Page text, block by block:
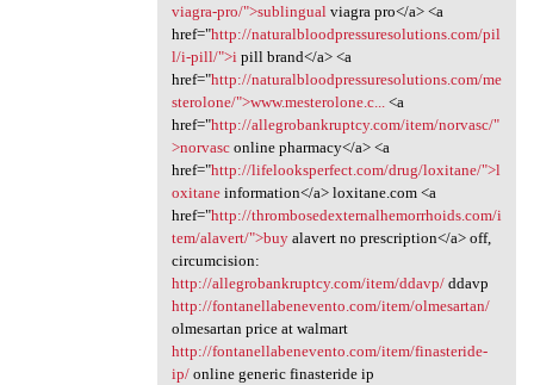
viagra-pro/">sublingual viagra pro</a> <a
href="http://naturalbloodpressuresolutions.com/pil
l/i-pill/">i pill brand</a> <a
href="http://naturalbloodpressuresolutions.com/me
sterolone/">www.mesterolone.c...
<a
href="http://allegrobankruptcy.com/item/norvasc/"
>norvasconline pharmacy</a> <a
href="http://lifelooksperfect.com/drug/loxitane/">l
oxitaneinformation</a> loxitane.com <a
href="http://thrombosedexternalhemorrhoids.com/i
tem/alavert/">buyalavert no prescription</a> off,
circumcision:
http://allegrobankruptcy.com/item/ddavp/ddavp
http://fontanellabenevento.com/item/olmesartan/
olmesartan price at walmart
http://fontanellabenevento.com/item/finasteride-
ip/online generic finasteride ip